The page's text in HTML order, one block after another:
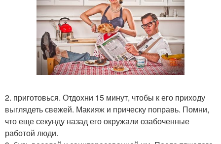
2. приготовься. Отдохни 15 минут, чтобы к его приходу
выглядеть свежей. Макияж и прическу поправь. Помни,
что еще секунду назад его окружали озабоченные
работой люди.